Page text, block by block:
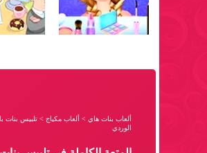
ألعاب بنات هاي > ألعاب مكياج > تلبيس بنات
الوردي